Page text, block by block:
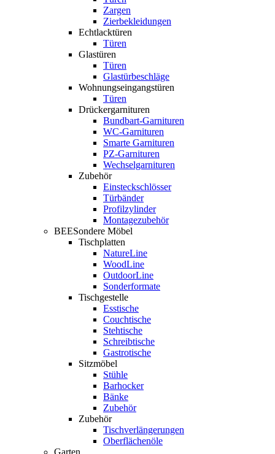
Zargen
Zierbekleidungen
Echtlacktüren
Türen
Glastüren
Türen
Glastürbeschläge
Wohnungseingangstüren
Türen
Drückergarnituren
Bundbart-Garnituren
WC-Garnituren
Smarte Garnituren
PZ-Garnituren
Wechselgarnituren
Zubehör
Einsteckschlösser
Türbänder
Profilzylinder
Montagezubehör
BEESondere Möbel
Tischplatten
NatureLine
WoodLine
OutdoorLine
Sonderformate
Tischgestelle
Esstische
Couchtische
Stehtische
Schreibtische
Gastrotische
Sitzmöbel
Stühle
Barhocker
Bänke
Zubehör
Zubehör
Tischverlängerungen
Oberflächenöle
Garten